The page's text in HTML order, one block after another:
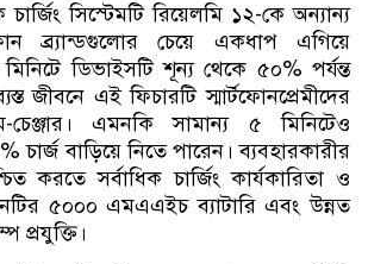
সিস্টেমটি রিয়েলমি ১২-কে অন্যান্য
ব্র্যান্ডগুলোর চেয়ে একধাপ এগিয়ে
ডিভাইসটি শূন্য থেকে ৫০% পর্যন্ত
জীবনে এই ফিচারটি স্মার্টফোনপ্রেমীদের
এমনকি সামান্য ৫ মিনিটেও
চার্জ বাড়িয়ে নিতে পারেন। ব্যবহারকারীর
করতে সর্বাধিক চার্জিং কার্যকারিতা ও
৫০০০ এমএএইচ ব্যাটারি এবং উন্নত
প্রযুক্তি।